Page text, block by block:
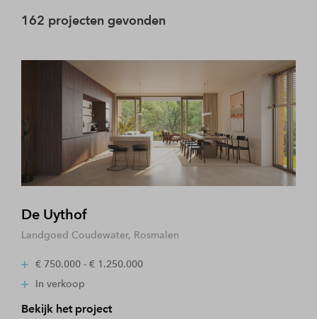
162 projecten gevonden
De Uythof
Landgoed Coudewater, Rosmalen
€ 750.000 - € 1.250.000
In verkoop
Bekijk het project